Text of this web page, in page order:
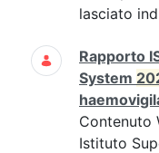
lasciato
Rapporto
System
Contenuto
Istituto